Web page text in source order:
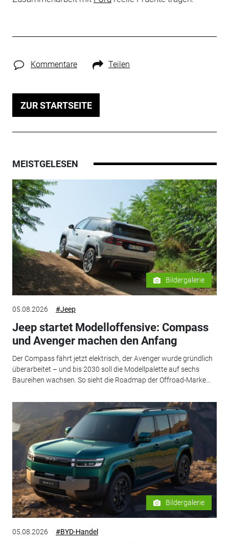
Kommentare Teilen
ZUR STARTSEITE
MEISTGELESEN
Bildergalerie
05.08.2026 #Jeep
Jeep startet Modelloffensive: Compass
und Avenger machen den Anfang
Der Compass fährt jetzt elektrisch, der Avenger wurde gründlich
überarbeitet – und bis 2030 soll die Modellpalette auf sechs
Baureihen wachsen. So sieht die Roadmap der Offroad-Marke...
Bildergalerie
05.08.2026 #BYD-Handel